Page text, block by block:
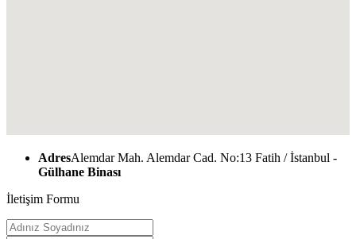
AdresAlemdar Mah. Alemdar Cad. No:13 Fatih / İstanbul -
Gülhane Binası
İletişim Formu